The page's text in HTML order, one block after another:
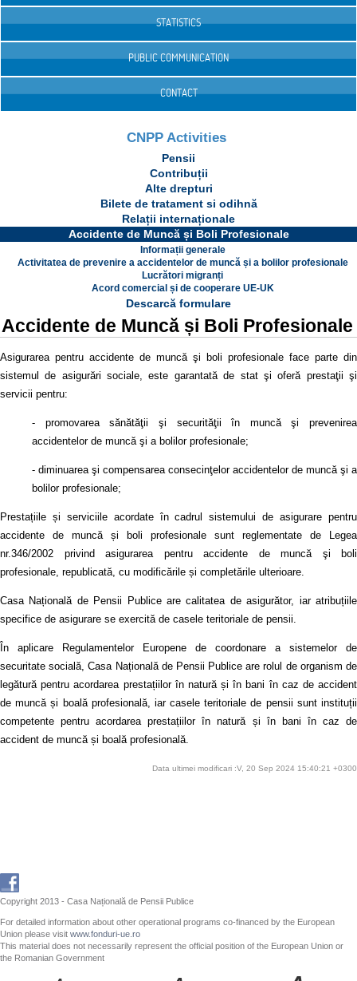
STATISTICS
PUBLIC COMMUNICATION
CONTACT
CNPP Activities
Pensii
Contribuții
Alte drepturi
Bilete de tratament si odihnă
Relații internaționale
Accidente de Muncă și Boli Profesionale
Informații generale
Activitatea de prevenire a accidentelor de muncă și a bolilor profesionale
Lucrători migranți
Acord comercial și de cooperare UE-UK
Descarcă formulare
Accidente de Muncă și Boli Profesionale
Asigurarea pentru accidente de muncă şi boli profesionale face parte din
sistemul de asigurări sociale, este garantată de stat şi oferă prestaţii şi
servicii pentru:
- promovarea sănătăţii şi securităţii în muncă şi prevenirea
accidentelor de muncă şi a bolilor profesionale;
- diminuarea şi compensarea consecinţelor accidentelor de muncă şi a
bolilor profesionale;
Prestațiile și serviciile acordate în cadrul sistemului de asigurare pentru
accidente de muncă și boli profesionale sunt reglementate de Legea
nr.346/2002 privind asigurarea pentru accidente de muncă şi boli
profesionale, republicată, cu modificările și completările ulterioare.
Casa Națională de Pensii Publice are calitatea de asigurător, iar atribuțiile
specifice de asigurare se exercită de casele teritoriale de pensii.
În aplicare Regulamentelor Europene de coordonare a sistemelor de
securitate socială, Casa Națională de Pensii Publice are rolul de organism de
legătură pentru acordarea prestațiilor în natură și în bani în caz de accident
de muncă și boală profesională, iar casele teritoriale de pensii sunt instituții
competente pentru acordarea prestațiilor în natură și în bani în caz de
accident de muncă și boală profesională.
Data ultimei modificari :V, 20 Sep 2024 15:40:21 +0300
Copyright 2013 - Casa Națională de Pensii Publice
For detailed information about other operational programs co-financed by the European
Union please visit www.fonduri-ue.ro
This material does not necessarily represent the official position of the European Union or
the Romanian Government